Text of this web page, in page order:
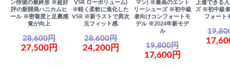
ン待望の最終形 ※超好
評の新開発ハニカムヒ
ール ※密着度と足裏感
覚が向上
28,600円
27,500円
VSR ローボリューム)
※軽く柔軟に進化した
VSR ※新ラストで異次
元フィット感
28,600円
24,200円
マン) ※最高のエント
リーシューズ ※初中級
者向けコンフォートモ
デル ※2024年新モデ
ル
19,800円
17,600円
上達できる
ズ ※初中級
フォート